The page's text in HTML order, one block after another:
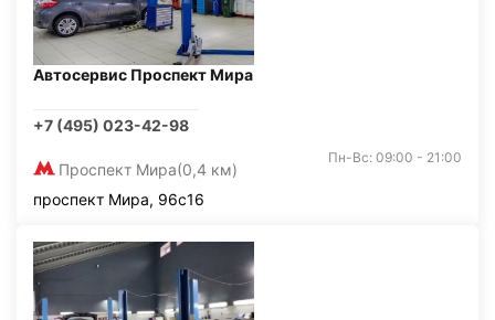
Автосервис Проспект Мира
+7 (495) 023-42-98
Проспект Мира(0,4 км)
Пн-Вс: 09:00 - 21:00
проспект Мира, 96с16